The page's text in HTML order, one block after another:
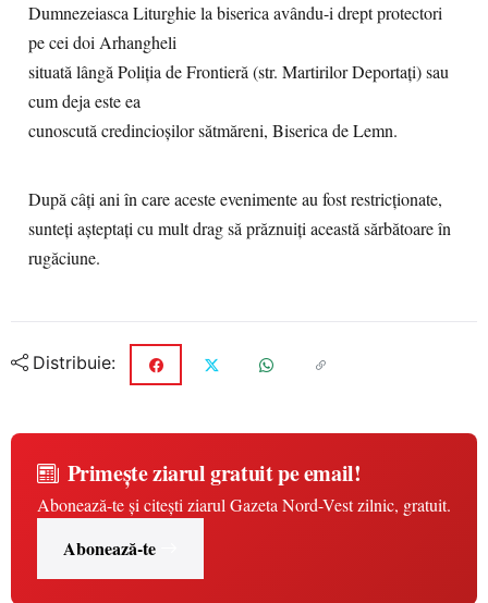
Dumnezeiasca Liturghie la biserica avându-i drept protectori
pe cei doi Arhangheli
situată lângă Poliția de Frontieră (str. Martirilor Deportați) sau
cum deja este ea
cunoscută credincioșilor sătmăreni, Biserica de Lemn.
După câți ani în care aceste evenimente au fost restricționate,
sunteți așteptați cu mult drag să prăznuiți această sărbătoare în
rugăciune.
Distribuie:
Primește ziarul gratuit pe email!
Abonează-te și citești ziarul Gazeta Nord-Vest zilnic, gratuit.
Abonează-te